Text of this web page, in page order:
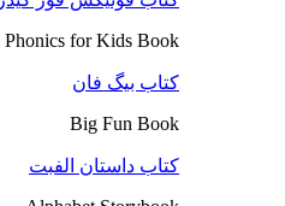
Phonics for Kids Book
کتاب بیگ فان
Big Fun Book
کتاب داستان الفبت